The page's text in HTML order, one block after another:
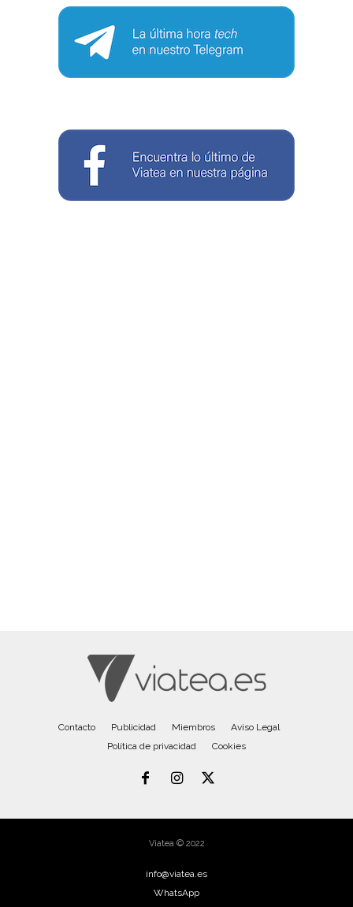
Contacto Publicidad Miembros
Aviso Legal
Política de privacidad
Cookies
Viatea © 2022
info@viatea.es
WhatsApp